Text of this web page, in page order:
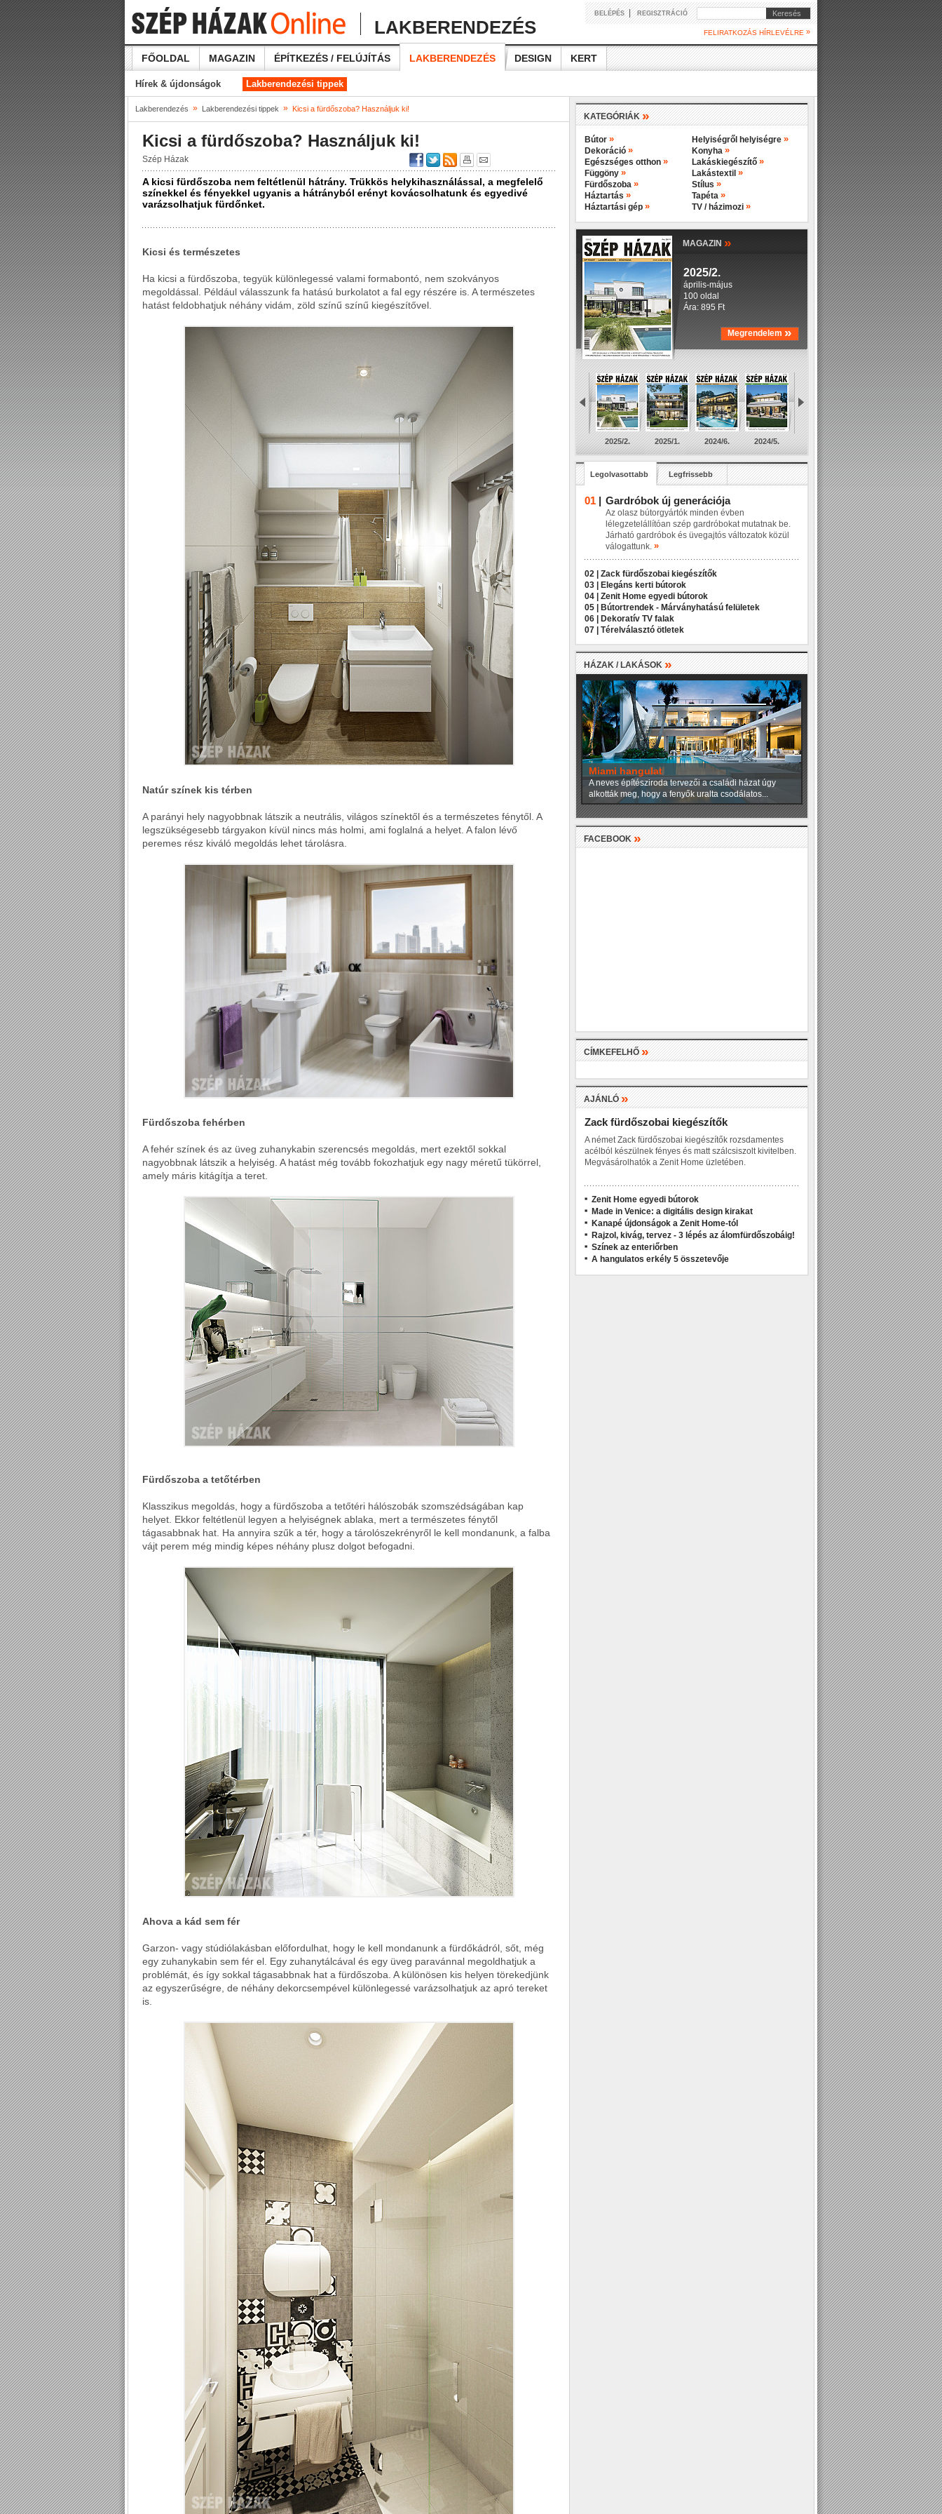
LAKBERENDEZÉS
BELÉPÉS| REGISZTRÁCIÓ Keresés
FELIRATKOZÁS HÍRLEVÉLRE »
FŐOLDAL MAGAZIN ÉPÍTKEZÉS / FELÚJÍTÁS LAKBERENDEZÉS DESIGN KERT
Hírek & újdonságok Lakberendezési tippek
Lakberendezés » Lakberendezési tippek » Kicsi a fürdőszoba? Használjuk ki!
Kicsi a fürdőszoba? Használjuk ki!
Szép Házak
A kicsi fürdőszoba nem feltétlenül hátrány. Trükkös helykihasználással, a megfelelő
színekkel és fényekkel ugyanis a hátrányból erényt kovácsolhatunk és egyedivé
varázsolhatjuk fürdőnket.
Kicsi és természetes
Ha kicsi a fürdőszoba, tegyük különlegessé valami formabontó, nem szokványos
megoldással. Például válasszunk fa hatású burkolatot a fal egy részére is. A természetes
hatást feldobhatjuk néhány vidám, zöld színű színű kiegészítővel.
Natúr színek kis térben
A parányi hely nagyobbnak látszik a neutrális, világos színektől és a természetes fénytől. A
legszükségesebb tárgyakon kívül nincs más holmi, ami foglalná a helyet. A falon lévő
peremes rész kiváló megoldás lehet tárolásra.
Fürdőszoba fehérben
A fehér színek és az üveg zuhanykabin szerencsés megoldás, mert ezektől sokkal
nagyobbnak látszik a helyiség. A hatást még tovább fokozhatjuk egy nagy méretű tükörrel,
amely máris kitágítja a teret.
Fürdőszoba a tetőtérben
Klasszikus megoldás, hogy a fürdőszoba a tetőtéri hálószobák szomszédságában kap
helyet. Ekkor feltétlenül legyen a helyiségnek ablaka, mert a természetes fénytől
tágasabbnak hat. Ha annyira szűk a tér, hogy a tárolószekrényről le kell mondanunk, a falba
vájt perem még mindig képes néhány plusz dolgot befogadni.
Ahova a kád sem fér
Garzon- vagy stúdiólakásban előfordulhat, hogy le kell mondanunk a fürdőkádról, sőt, még
egy zuhanykabin sem fér el. Egy zuhanytálcával és egy üveg paravánnal megoldhatjuk a
problémát, és így sokkal tágasabbnak hat a fürdőszoba. A különösen kis helyen törekedjünk
az egyszerűségre, de néhány dekorcsempével különlegessé varázsolhatjuk az apró tereket
is.
KATEGÓRIÁK»
Bútor »
Dekoráció »
Egészséges otthon »
Függöny »
Fürdőszoba »
Háztartás »
Háztartási gép »
Helyiségről helyiségre »
Konyha »
Lakáskiegészítő »
Lakástextil »
Stílus »
Tapéta »
TV / házimozi »
MAGAZIN »
2025/2.
április-május
100 oldal
Ára: 895 Ft
Megrendelem »
2025/2. 2025/1. 2024/6. 2024/5.
Legolvasottabb Legfrissebb
01 | Gardróbok új generációja
Az olasz bútorgyártók minden évben
lélegzetelállítóan szép gardróbokat mutatnak be.
Járható gardróbok és üvegajtós változatok közül
válogattunk. »
02 |
Zack fürdőszobai kiegészítők
03 |
Elegáns kerti bútorok
04 |
Zenit Home egyedi bútorok
05 |
Bútortrendek - Márványhatású felületek
06 |
Dekoratív TV falak
07 |
Térelválasztó ötletek
HÁZAK / LAKÁSOK »
Miami hangulat
A neves építésziroda tervezői a családi házat úgy
alkották meg, hogy a fenyők uralta csodálatos...
FACEBOOK»
CÍMKEFELHŐ»
AJÁNLÓ»
Zack fürdőszobai kiegészítők
A német Zack fürdőszobai kiegészítők rozsdamentes
acélból készülnek fényes és matt szálcsiszolt kivitelben.
Megvásárolhatók a Zenit Home üzletében.
Zenit Home egyedi bútorok
Made in Venice: a digitális design kirakat
Kanapé újdonságok a Zenit Home-tól
Rajzol, kivág, tervez - 3 lépés az álomfürdőszobáig!
Színek az enteriőrben
A hangulatos erkély 5 összetevője